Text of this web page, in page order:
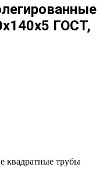
ГОСТ,
квадратные трубы